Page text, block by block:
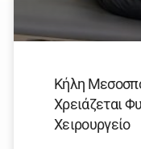
Κήλη
Χρειάζεται
Χειρουργείο